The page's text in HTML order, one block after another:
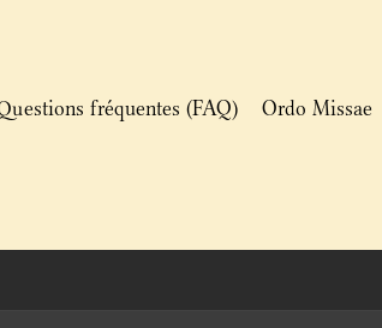
fréquentes (FAQ)
Ordo Missae